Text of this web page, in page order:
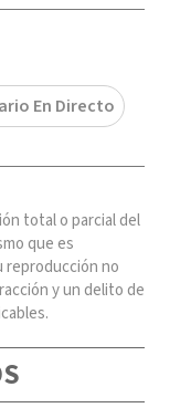
En Directo
total o parcial del
que es
reproducción no
y un delito de